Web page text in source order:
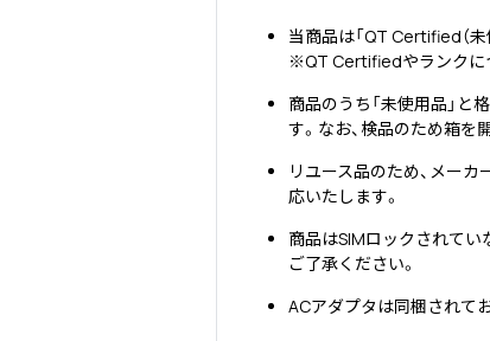
当商品は「QT Certified（未
※QT Certifiedやランクに
商品のうち「未使用品」
す。なお、検品のため箱を
リユース品のため、メー
応いたします。
商品はSIMロックされて
ご了承ください。
ACアダプタは同梱されて